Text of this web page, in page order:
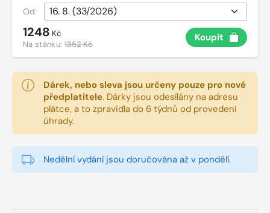
Od:
1248 Kč
Na stánku:1352 Kč
Koupit
Dárek, nebo sleva jsou určeny pouze pro nové
předplatitele. Dárky jsou odesílány na adresu
plátce, a to zpravidla do 6 týdnů od provedení
úhrady.
Nedělní vydání jsou doručována až v pondělí.